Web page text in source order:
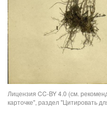
Лицензия CC-BY 4.0 (см.
карточке", раздел "Цитировать